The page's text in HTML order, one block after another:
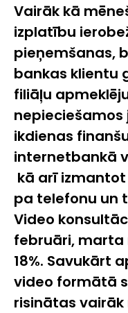
Vairāk kā
izplatību
pieņemšanas,
bankas klientu
filiāļu
ikdienas
internetbankā
kā arī
pa telefonu un
Video
februāri, marta
18%. Savukārt
video formātā
risinātas vairāk